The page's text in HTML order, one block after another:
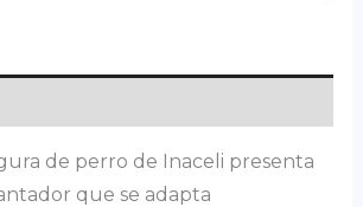
de perro de Inaceli presenta
que se adapta